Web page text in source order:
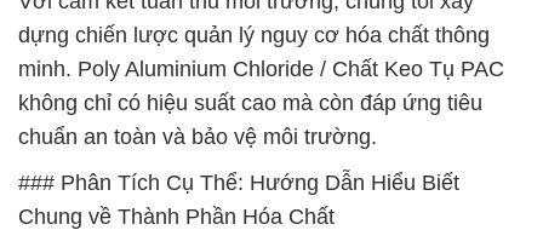
dựng chiến lược quản lý nguy cơ hóa chất thông
minh. Poly Aluminium Chloride / Chất Keo Tụ PAC
không chỉ có hiệu suất cao mà còn đáp ứng tiêu
chuẩn an toàn và bảo vệ môi trường.
### Phân Tích Cụ Thể: Hướng Dẫn Hiểu Biết
Chung về Thành Phần Hóa Chất